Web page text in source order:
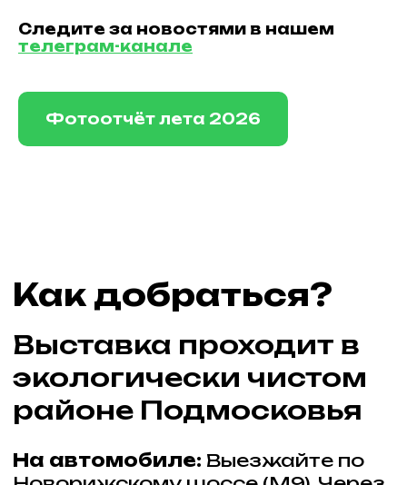
Следите за новостями в нашем
телеграм-канале
Фотоотчёт лета 2026